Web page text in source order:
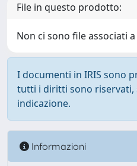
File in questo prodotto:
Non ci sono file associati
I documenti in IRIS sono
tutti i diritti sono riservati,
indicazione.
Informazioni